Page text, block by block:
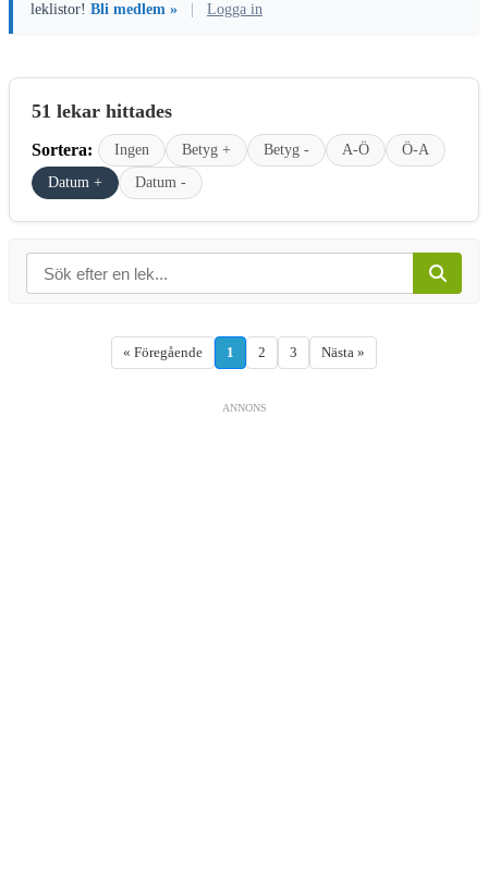
leklistor! Bli medlem » Logga in
51 lekar hittades
Sortera: Ingen Betyg + Betyg - A-Ö
Ö-A
Datum +
Datum -
« Föregående 1 2 3 Nästa »
ANNONS